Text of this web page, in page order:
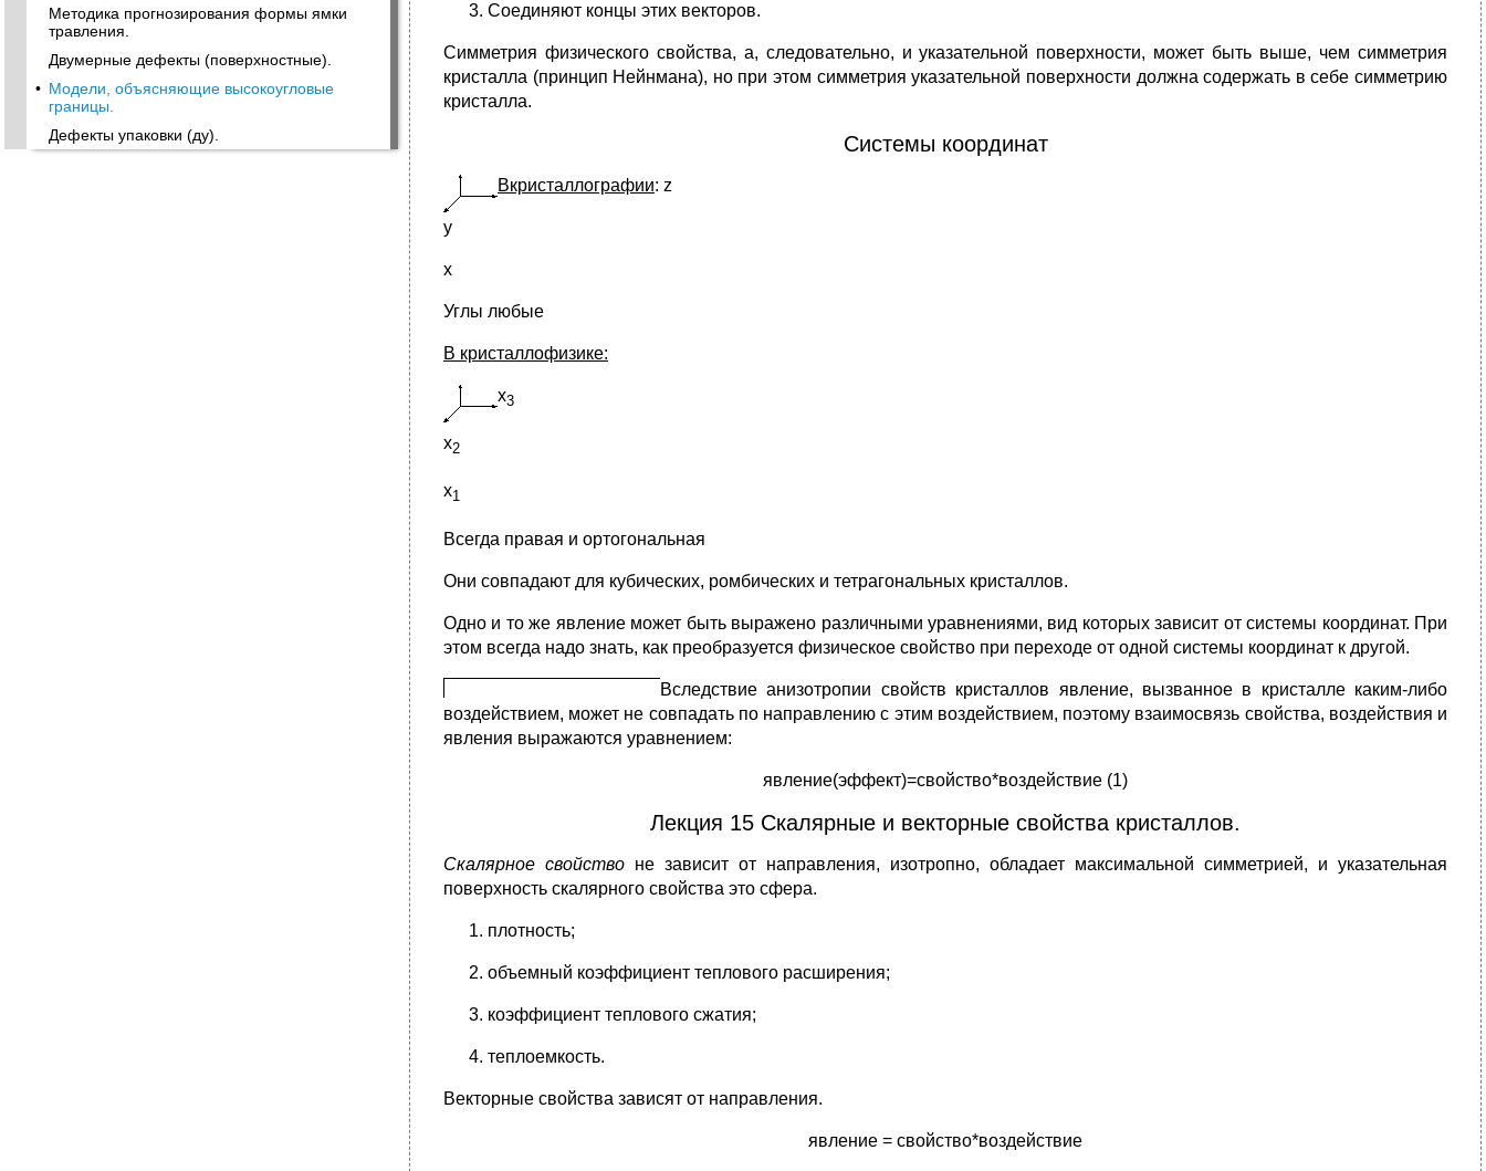
Методика прогнозирования формы ямки
травления.
Двумерные дефекты (поверхностные).
• Модели, объясняющие высокоугловые
границы.
Дефекты упаковки (ду).
Соединяют концы этих векторов.
Симметрия физического свойства, а, следовательно, и указательной поверхности, может быть выше, чем симметрия
кристалла (принцип Нейнмана), но при этом симметрия указательной поверхности должна содержать в себе симметрию
кристалла.
Системы координат
Вкристаллографии: z
y
х
Углы любые
В кристаллофизике:
х3
х2
х1
Всегда правая и ортогональная
Они совпадают для кубических, ромбических и тетрагональных кристаллов.
Одно и то же явление может быть выражено различными уравнениями, вид которых зависит от системы координат. При
этом всегда надо знать, как преобразуется физическое свойство при переходе от одной системы координат к другой.
Вследствие анизотропии свойств кристаллов явление, вызванное в кристалле каким-либо
воздействием, может не совпадать по направлению с этим воздействием, поэтому взаимосвязь свойства, воздействия и
явления выражаются уравнением:
явление(эффект)=свойство*воздействие (1)
Лекция 15 Скалярные и векторные свойства кристаллов.
Скалярное свойство не зависит от направления, изотропно, обладает максимальной симметрией, и указательная
поверхность скалярного свойства это сфера.
плотность;
объемный коэффициент теплового расширения;
коэффициент теплового сжатия;
теплоемкость.
Векторные свойства зависят от направления.
явление = свойство*воздействие